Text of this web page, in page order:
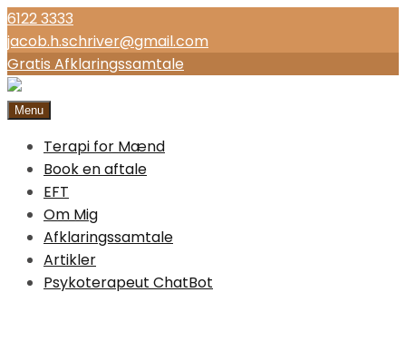
6122 3333
jacob.h.schriver@gmail.com
Gratis Afklaringssamtale
Menu
Terapi for Mænd
Book en aftale
EFT
Om Mig
Afklaringssamtale
Artikler
Psykoterapeut ChatBot